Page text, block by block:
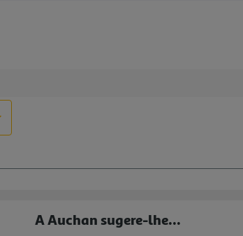
A Auchan sugere-lhe...